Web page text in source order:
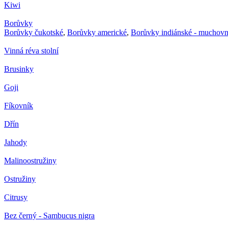
Kiwi
Borůvky
Borůvky čukotské, Borůvky americké, Borůvky indiánské -
Vinná réva stolní
Brusinky
Goji
Fíkovník
Dřín
Jahody
Malinoostružiny
Ostružiny
Citrusy
Bez černý - Sambucus nigra